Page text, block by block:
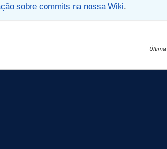
sobre commits na nossa Wiki.